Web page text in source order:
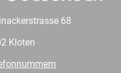
68
Kloten